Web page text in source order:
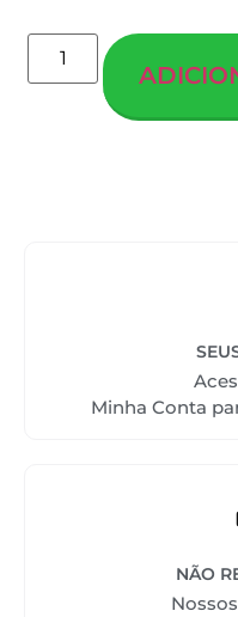
Minha Conta
NÃO